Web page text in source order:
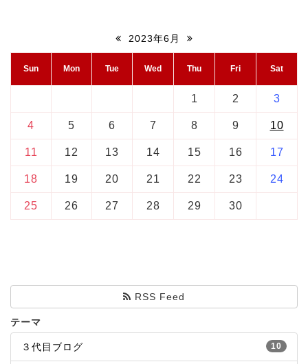
2023年6月
Sun Mon Tue Wed Thu Fri Sat
1 2 3
4 5 6 7 8 9 10
11 12 13 14 15 16 17
18 19 20 21 22 23 24
25 26 27 28 29 30
RSS Feed
テーマ
10
３代目ブログ